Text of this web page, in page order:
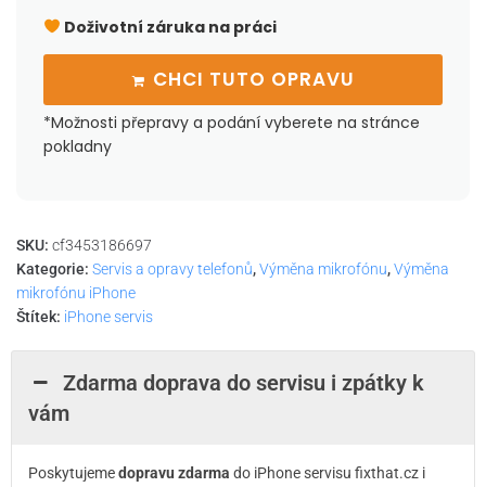
Doživotní záruka na práci
CHCI TUTO OPRAVU
*Možnosti přepravy a podání vyberete na stránce
pokladny
SKU: cf3453186697
Kategorie: Servis a opravy telefonů,Výměna mikrofónu,Výměna
mikrofónu iPhone
Štítek: iPhone servis
Zdarma doprava do servisu i zpátky k
vám
Poskytujemedopravu zdarma do iPhone servisu fixthat.cz i